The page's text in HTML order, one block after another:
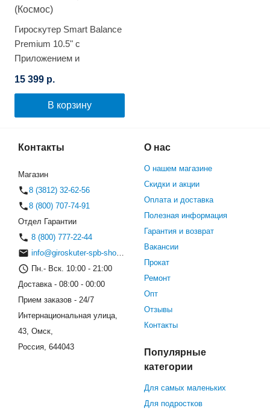
Гироскутер Smart Balance
Premium 10.5" с
Приложением и
(Космос)
15 399 р.
В корзину
Контакты
Магазин
8 (3812) 32-62-56
8 (800) 707-74-91
Отдел Гарантии
8 (800) 777-22-44
info@giroskuter-spb-shop.ru
Пн.- Вск. 10:00 - 21:00
Доставка - 08:00 - 00:00
Прием заказов - 24/7
Интернациональная улица,
43, Омск,
Россия, 644043
О нас
О нашем магазине
Скидки и акции
Оплата и доставка
Полезная информация
Гарантия и возврат
Вакансии
Прокат
Ремонт
Опт
Отзывы
Контакты
Популярные
категории
Для самых маленьких
Для подростков